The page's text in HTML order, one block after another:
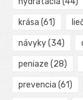
krása (61)
návyky(34)
peniaze (28)
prevencia (61)